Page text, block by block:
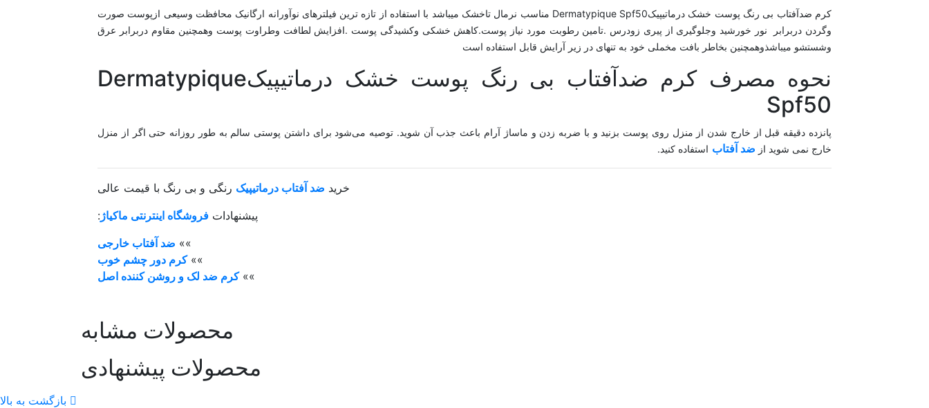
کرم ضدآفتاب بی رنگ پوست خشک درماتیپیکDermatypique Spf50 مناسب نرمال تاخشک میباشد با استفاده از تازه ترین فیلترهای نوآورانه ارگانیک محافظت وسیعی ازپوست صورت
وگردن دربرابر نور خورشید وجلوگیری از پیری زودرس .تامین رطوبت مورد نیاز پوست.کاهش خشکی وکشیدگی پوست .افزایش لطافت وطراوت پوست وهمچنین مقاوم دربرابر عرق
وشستشو میباشذوهمچنین بخاطر بافت مخملی خود به تنهای در زیر آرایش قابل استفاده است
نحوه مصرف کرم ضدآفتاب بی رنگ پوست خشک درماتیپیکDermatypique
Spf50
پانزده دقیقه قبل از خارج شدن از منزل روی پوست بزنید و با ضربه زدن و ماساژ آرام باعث جذب آن شوید. توصیه می‌شود برای داشتن پوستی سالم به طور روزانه حتی اگر از منزل
خارج نمی شوید از ضد آفتاب استفاده کنید.
خرید ضد آفتاب درماتیپیک رنگی و بی رنگ با قیمت عالی
پیشنهادات فروشگاه اینترنتی ماکیاژ:
»» ضد آفتاب خارجی
»»کرم دور چشم خوب
»»کرم ضد لک و روشن کننده اصل
محصولات مشابه
محصولات پیشنهادی
بازگشت به بالا